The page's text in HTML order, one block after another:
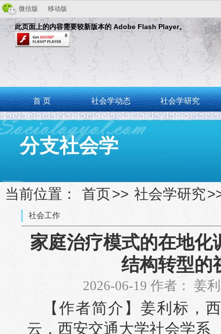
微信版 移动版
此页面上的内容需要较新版本的 Adobe Flash Player。
首 页 社会学动态 社会学研究
分支社会学
当前位置： 首页>> 社会学研究
社会工作
家庭治疗模式的在地化
结构转型的
2026-06-19 作者： 姜
【作者简介】姜利标，
云，西安交通大学社会学系